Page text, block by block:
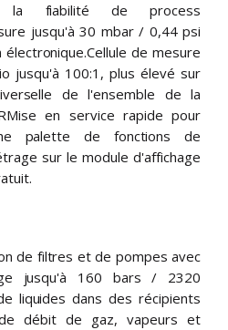
la fiabilité de process
jusqu'à 30 mbar / 0,44 psi
de mesure
jusqu'à 100:1, plus élevé sur
de l'ensemble de la
en service rapide pour
palette de fonctions de
sur le module d'affichage
de filtres et de pompes avec
jusqu'à 160 bars / 2320
liquides dans des récipients
débit de gaz, vapeurs et